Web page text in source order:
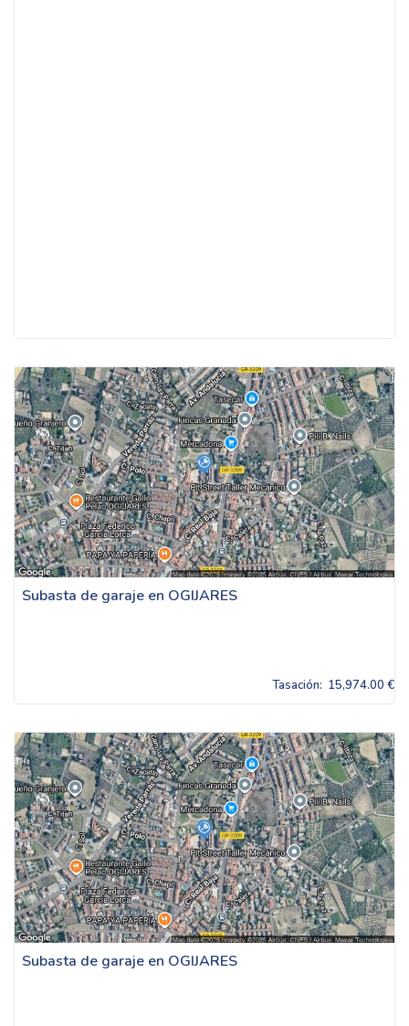
Subasta de garaje en OGIJARES
Tasación: 15,974.00 €
Subasta de garaje en OGIJARES